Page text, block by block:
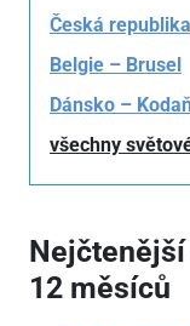
Česká
Belgie – Brusel
Dánsko –
všechny
12 měsíců